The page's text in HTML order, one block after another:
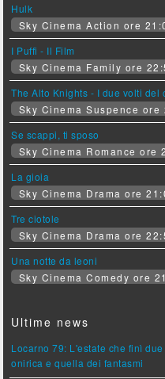
Hulk
Sky Cinema Action ore
I Puffi - Il Film
Sky Cinema Family ore
The Alto Knights - I due volti del
Sky Cinema Suspence ore
Se scappi, ti sposo
Sky Cinema Romance ore
La gioia
Sky Cinema Drama ore
Tre ciotole
Sky Cinema Drama ore
Una notte da leoni
Sky Cinema Comedy ore
Ultime news
Locarno 79: L'estate che finì
onirica e quella dei fantasmi